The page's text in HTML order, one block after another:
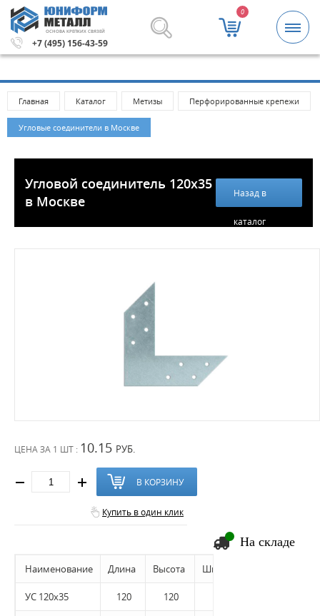
ОСНОВА КРЕПКИХ СВЯЗЕЙ
+7 (495) 156-43-59
0
и крепежные изделия оптом. Минимальная
Главная Каталог Метизы Перфорированные крепежи
Угловые соединители в Москве
Угловой соединитель 120х35
в Москве
Назад в
каталог
ЦЕНА ЗА 1 ШТ : 10.15 РУБ.
В КОРЗИНУ
Купить в один клик
На складе
Наименование Длина Высота Ширина
УС 120х35 120 120